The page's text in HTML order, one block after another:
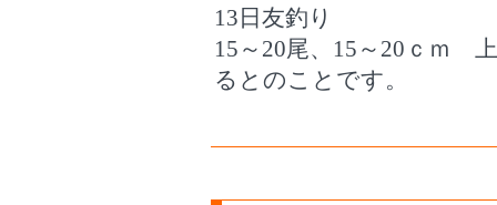
13日友釣り
15～20尾、15～20ｃｍ
るとのことです。